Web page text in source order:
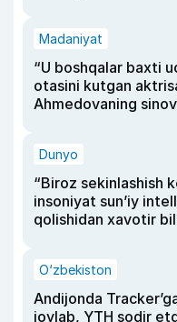
Madaniyat
“U boshqalar baxti
otasini kutgan
Ahmedovaning
Dunyo
“Biroz sekinlashish
insoniyat sun’iy
qolishidan xavotir
O‘zbekiston
Andijonda
joylab, YTH sodir